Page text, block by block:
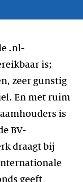
.nl-
is;
zeer gunstig
En met ruim
is
BV-
draagt bij
geeft